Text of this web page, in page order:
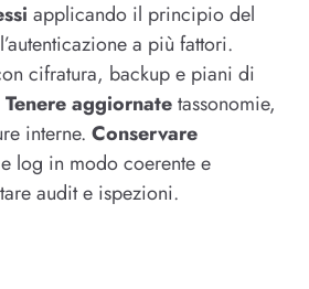
applicando il principio del
a più fattori.
cifratura, backup e piani di
Tenere aggiornatetassonomie,
interne. Conservare
log in modo coerente e
audit e ispezioni.